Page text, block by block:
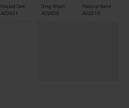
Glazed Oak
A02601
Grey Wash
A02608
Natural Satin
A02610